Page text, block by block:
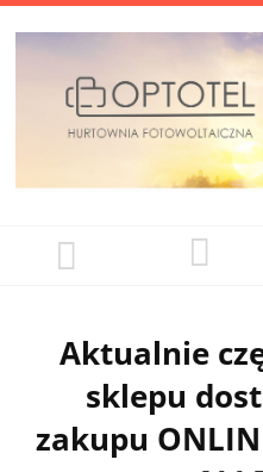
Aktualnie
sklepu
zakupu